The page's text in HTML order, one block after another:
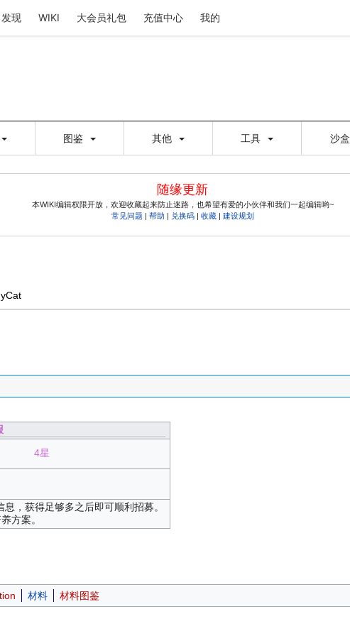
发现 WIKI 大会员礼包 充值中心 我的
图鉴 其他 工具 沙盒
随缘更新
本WIKI编辑权限开放，欢迎收藏起来防止迷路，也希望有爱的小伙伴和我们一起编辑哟~
常见问题 | 帮助 | 兑换码| 收藏| 建设规划
4星
息，获得足够多之后即可顺利招募。
方案。
材料 材料图鉴